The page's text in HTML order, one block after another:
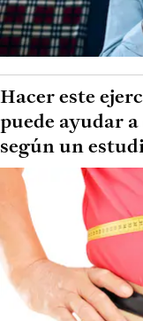
Hacer este
puede ayudar
según un